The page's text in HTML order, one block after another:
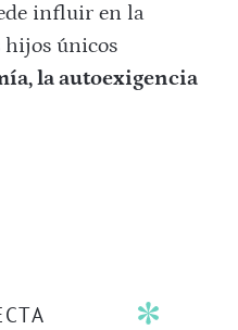
influir en la
hijos únicos
la autoexigencia